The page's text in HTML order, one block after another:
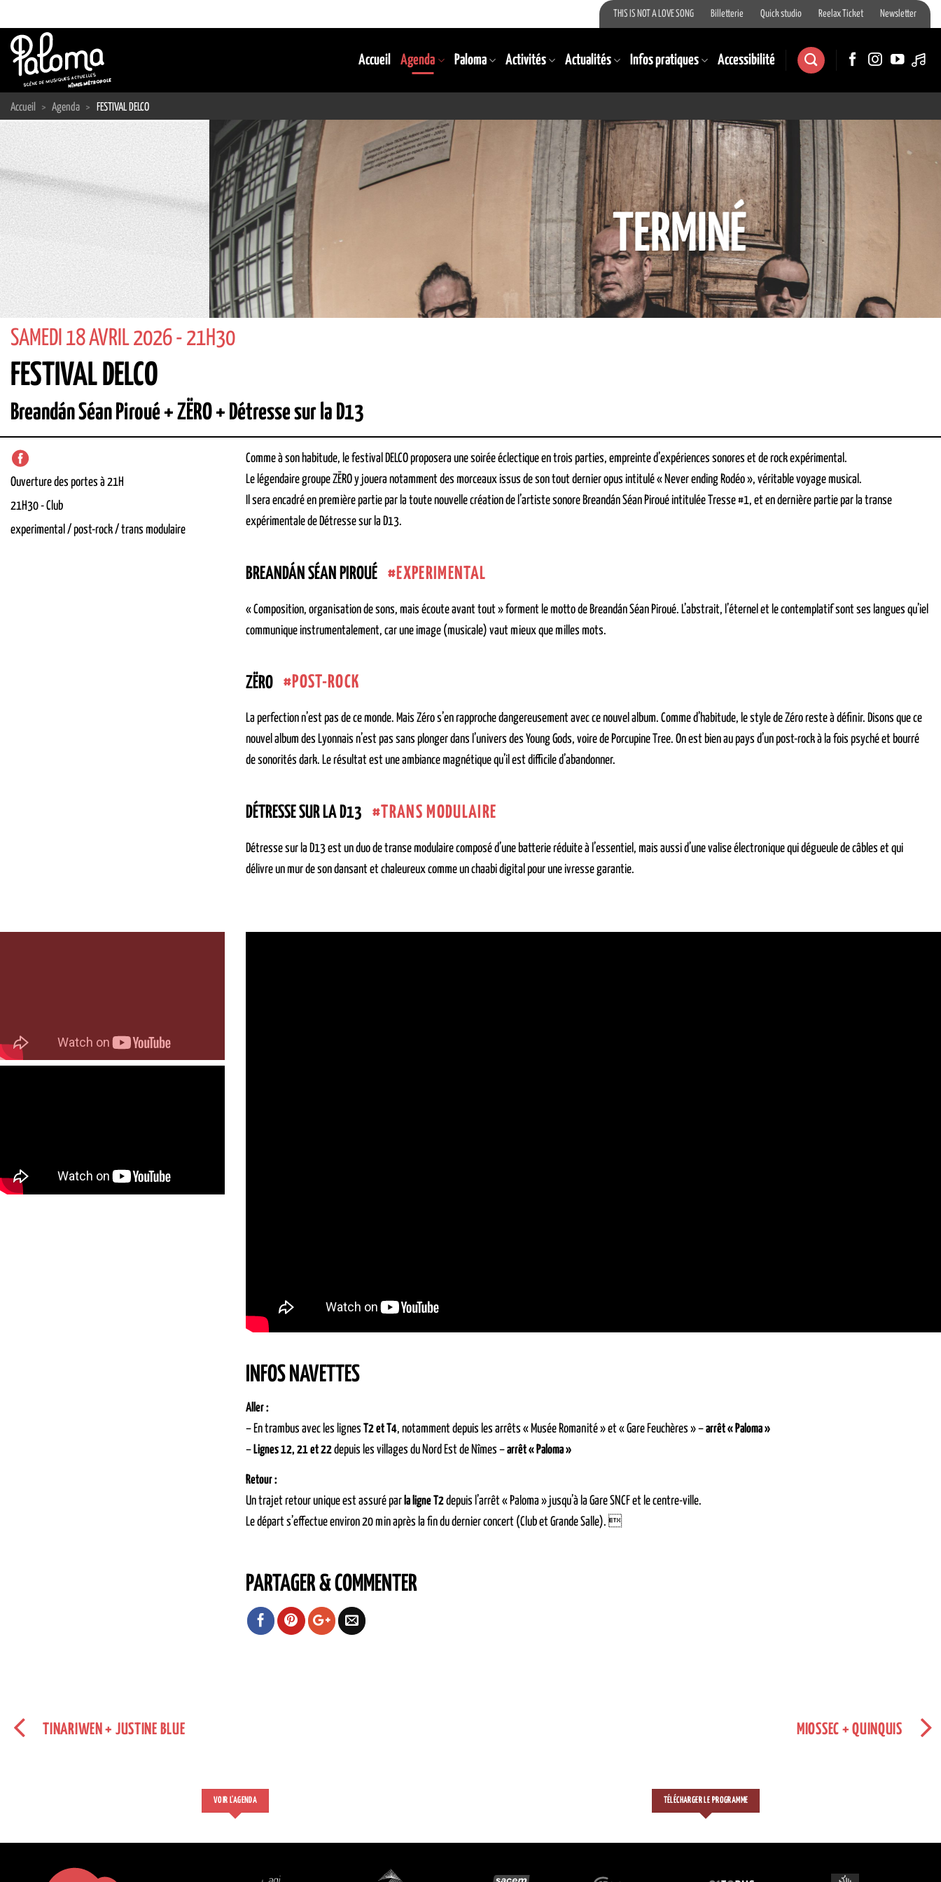
au
contenu
THIS IS NOT A LOVE SONG Billetterie Quick studio Reelax Ticket Newsletter
Accueil Agenda Paloma Activités Actualités Infos pratiques Accessibilité
Accueil > Agenda > FESTIVAL DELCO
TERMINÉ
SAMEDI 18 AVRIL 2026 - 21H30
FESTIVAL DELCO
Breandán Séan Piroué + ZËRO + Détresse sur la D13
Ouverture des portes à 21H
21H30-Club
experimental / post-rock / trans modulaire
Comme à son habitude, le festival DELCO proposera une soirée éclectique en trois parties, empreinte d’expériences sonores et de rock expérimental.
Le légendaire groupe ZËRO y jouera notamment des morceaux issus de son tout dernier opus intitulé « Never ending Rodéo », véritable voyage musical.
Il sera encadré en première partie par la toute nouvelle création de l’artiste sonore Breandán Séan Piroué intitulée Tresse #1, et en dernière partie par la transe
expérimentale de Détresse sur la D13.
BREANDÁN SÉAN PIROUÉ EXPERIMENTAL
« Composition, organisation de sons, mais écoute avant tout » forment le motto de Breandán Séan Piroué. L’abstrait, l’éternel et le contemplatif sont ses langues qu’iel
communique instrumentalement, car une image (musicale) vaut mieux que milles mots.
ZËRO POST-ROCK
La perfection n’est pas de ce monde. Mais Zéro s’en rapproche dangereusement avec ce nouvel album. Comme d’habitude, le style de Zéro reste à définir. Disons que ce
nouvel album des Lyonnais n’est pas sans plonger dans l’univers des Young Gods, voire de Porcupine Tree. On est bien au pays d’un post-rock à la fois psyché et bourré
de sonorités dark. Le résultat est une ambiance magnétique qu’il est difficile d’abandonner.
DÉTRESSE SUR LA D13 TRANS MODULAIRE
Détresse sur la D13 est un duo de transe modulaire composé d’une batterie réduite à l’essentiel, mais aussi d’une valise électronique qui dégueule de câbles et qui
délivre un mur de son dansant et chaleureux comme un chaabi digital pour une ivresse garantie.
INFOS NAVETTES
Aller :
– En trambus avec les lignes T2 et T4, notamment depuis les arrêts « Musée Romanité » et « Gare Feuchères » –arrêt « Paloma »
– Lignes 12, 21 et 22depuis les villages du Nord Est de Nîmes –arrêt « Paloma »
Retour :
Un trajet retour unique est assuré par la ligne T2depuis l’arrêt « Paloma » jusqu’à la Gare SNCF et le centre-ville.
Le départ s’effectue environ 20 min après la fin du dernier concert (Club et Grande Salle). 
PARTAGER & COMMENTER
TINARIWEN + JUSTINE BLUE MIOSSEC + QUINQUIS
VOIR L'AGENDA TÉLÉCHARGER LE PROGRAMME